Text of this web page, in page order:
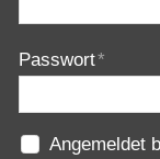
Passwort*
Angemeldet